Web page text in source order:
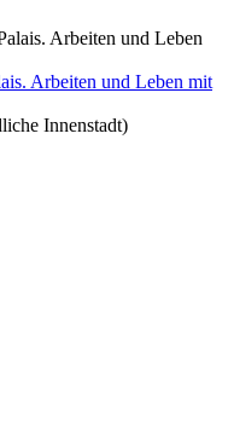
Arbeiten und Leben mit
Innenstadt)